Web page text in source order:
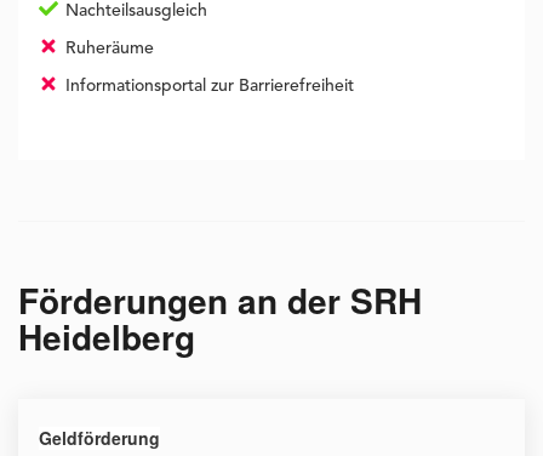
Nachteilsausgleich
Ruheräume
Informationsportal zur Barrierefreiheit
Förderungen an der SRH
Heidelberg
Geldförderung